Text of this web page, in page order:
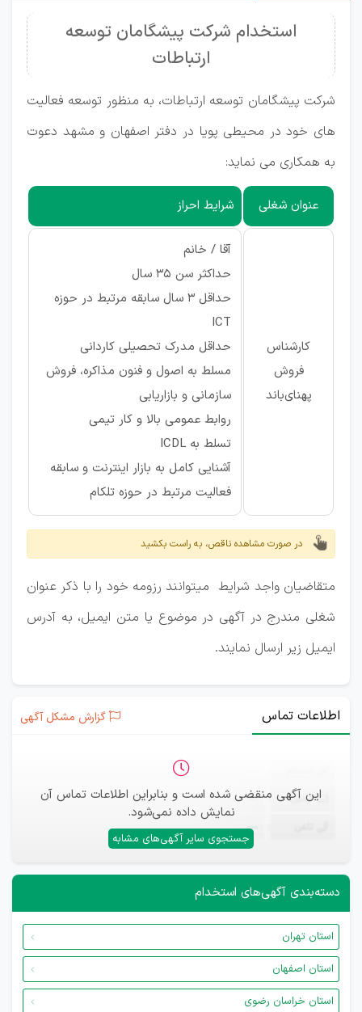
استخدام شرکت پیشگامان توسعه
ارتباطات
شرکت پیشگامان توسعه ارتباطات، به منظور توسعه فعالیت
های خود در محیطی پویا در دفتر اصفهان و مشهد دعوت
به همکاری می نماید:
عنوان شغلی شرایط احراز
کارشناس
فروش
پهنای‌باند
آقا / خانم
حداکثر سن 35 سال
حداقل 3 سال سابقه مرتبط در حوزه
ICT
حداقل مدرک تحصیلی کاردانی
مسلط به اصول و فنون مذاکره، فروش
سازمانی و بازاریابی
روابط عمومی بالا و کار تیمی
تسلط به ICDL
آشنایی کامل به بازار اینترنت و سابقه
فعالیت مرتبط در حوزه تلکام
در صورت مشاهده ناقص، به راست بکشید
متقاضیان واجد شرایط می­توانند رزومه خود را با ذکر عنوان
شغلی مندرج در آگهی در موضوع یا متن ایمیل، به آدرس
ایمیل زیر ارسال نمایند.
اطلاعات تماس گزارش مشکل آگهی
این آگهی منقضی شده است و بنابراین اطلاعات تماس آن
نمایش داده نمی‌شود.
جستجوی سایر آگهی‌های مشابه
ایمیل —
—
دسته‌بندی آگهی‌های استخدام
استان تهران
استان اصفهان
استان خراسان رضوی